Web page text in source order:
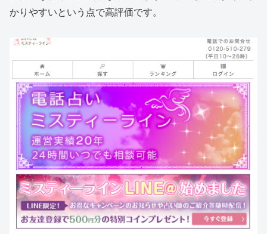
かりやすいという点で高評価です。